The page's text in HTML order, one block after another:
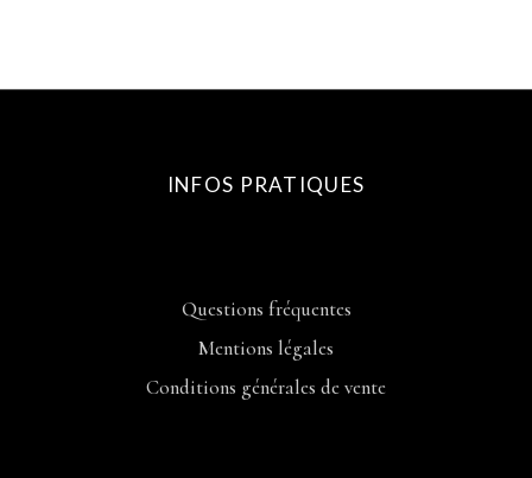
INFOS PRATIQUES
Questions fréquentes
Mentions légales
Conditions générales de vente